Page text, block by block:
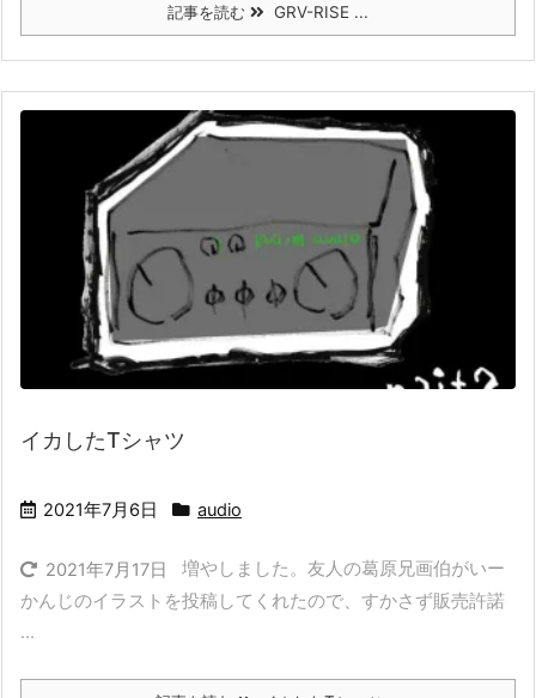
記事を読む GRV-RISE ...
イカしたTシャツ
2021年7月6日 audio
2021年7月17日
増やしました。友人の葛原兄画伯がいー
かんじのイラストを投稿してくれたので、すかさず販売許諾
...